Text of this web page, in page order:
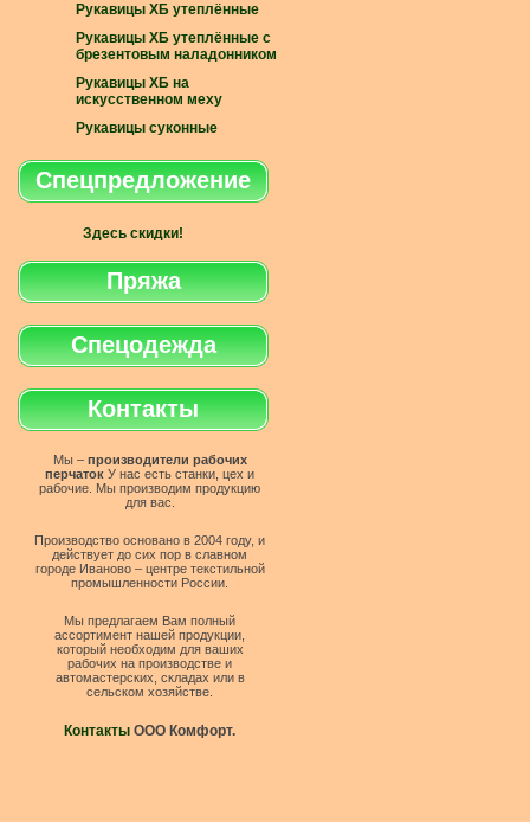
Рукавицы ХБ утеплённые
Рукавицы ХБ утеплённые с
брезентовым наладонником
Рукавицы ХБ на
искусственном меху
Рукавицы суконные
Спецпредложение
Здесь скидки!
Пряжа
Спецодежда
Контакты
Мы – производители рабочих
перчаток У нас есть станки, цех и
рабочие. Мы производим продукцию
для вас.
Производство основано в 2004 году, и
действует до сих пор в славном
городе Иваново – центре текстильной
промышленности России.
Мы предлагаем Вам полный
ассортимент нашей продукции,
который необходим для ваших
рабочих на производстве и
автомастерских, складах или в
сельском хозяйстве.
Контакты ООО Комфорт.